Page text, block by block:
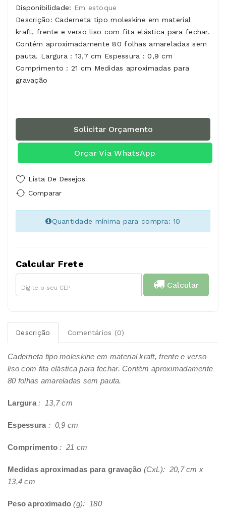
Disponibilidade: Em estoque
Descrição: Caderneta tipo moleskine em material
kraft, frente e verso liso com fita elástica para fechar.
Contém aproximadamente 80 folhas amareladas sem
pauta. Largura : 13,7 cm Espessura : 0,9 cm
Comprimento : 21 cm Medidas aproximadas para
gravação
Solicitar Orçamento
Orçar Via WhatsApp
Lista De Desejos
Comparar
Quantidade mínima para compra: 10
Calcular Frete
Calcular
Descrição Comentários (0)
Caderneta tipo moleskine em material kraft, frente e verso
liso com fita elástica para fechar. Contém aproximadamente
80 folhas amareladas sem pauta.
Largura: 13,7 cm
Espessura : 0,9 cm
Comprimento : 21 cm
Medidas aproximadas para gravação (CxL): 20,7 cm x
13,4 cm
Peso aproximado (g): 180